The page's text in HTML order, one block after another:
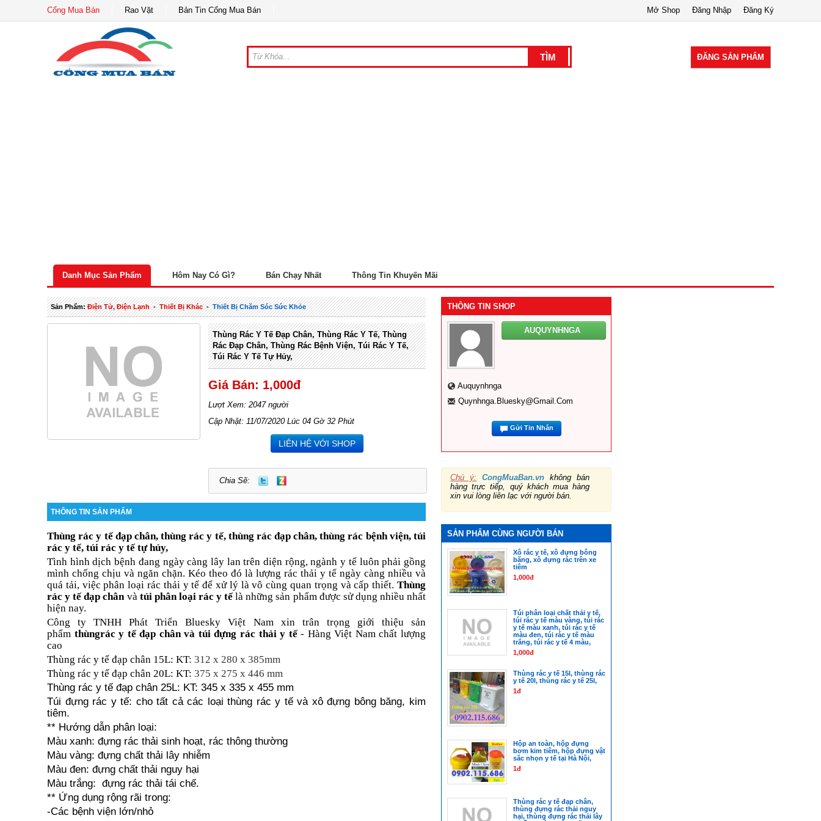
Cổng Mua Bán Rao Vặt Bản Tin Cổng Mua Bán Đăng Ký
Đăng Nhập
Mở Shop
ĐĂNG SẢN PHẨM
Danh Mục Sản Phẩm Hôm Nay Có Gì? Bán Chạy Nhất Thông Tin Khuyến Mãi
Sản Phẩm:Điện Tử, Điện Lạnh-Thiết Bị Khác-Thiết Bị Chăm Sóc Sức Khỏe
Thùng Rác Y Tế Đạp Chân, Thùng Rác Y Tế, Thùng
Rác Đạp Chân, Thùng Rác Bệnh Viện, Túi Rác Y Tế,
Túi Rác Y Tế Tự Hủy,
Giá Bán: 1,000đ
Lượt Xem: 2047 người
Cập Nhật: 11/07/2020 Lúc 04 Gờ 32 Phút
LIÊN HỆ VỚI SHOP
Chia Sẽ:
THÔNG TIN SẢN PHẨM
Thùng rác y tế đạp chân, thùng rác y tế, thùng rác đạp chân, thùng rác bệnh viện, túi
rác y tế, túi rác y tế tự hủy,
Tình hình dịch bệnh đang ngày càng lây lan trên diện rộng, ngành y tế luôn phải gồng
mình chống chịu và ngăn chặn. Kéo theo đó là lượng rác thải y tế ngày càng nhiều và
quá tải, việc phân loại rác thải y tế để xử lý là vô cùng quan trọng và cấp thiết. Thùng
rác y tế đạp chân và túi phân loại rác y tếlà những sản phẩm được sử dụng nhiều nhất
hiện nay.
Công ty TNHH Phát Triển Bluesky Việt Nam xin trân trọng giới thiệu sản
phẩm thùngrác y tế đạp chân và túi đựng rác thải y tế- Hàng Việt Nam chất lượng
cao
Thùng rác y tế đạp chân 15L: KT: 312 x 280 x 385mm
Thùng rác y tế đạp chân 20L: KT: 375 x 275 x 446 mm
Thùng rác y tế đạp chân 25L: KT: 345 x 335 x 455 mm
Túi đựng rác y tế: cho tất cả các loại thùng rác y tế và xô đựng bông băng, kim
tiêm.
** Hướng dẫn phân loại:
Màu xanh: đựng rác thải sinh hoạt, rác thông thường
Màu vàng: đựng chất thải lây nhiễm
Màu đen: đựng chất thải nguy hại
Màu trắng: đựng rác thải tái chế.
** Ứng dụng rộng rãi trong:
-Các bệnh viện lớn/nhỏ
THÔNG TIN SHOP
AUQUYNHNGA
Auquynhnga
Quynhnga.bluesky@gmail.com
Gửi Tin Nhắn
Chú ý: CongMuaBan.vn không bán
hàng trực tiếp, quý khách mua hàng
xin vui lòng liên lạc với người bán.
SẢN PHẨM CÙNG NGƯỜI BÁN
Xô rác y tế, xô đựng bông
băng, xô đựng rác trên xe
tiêm
1,000đ
Túi phân loại chất thải y tế,
túi rác y tế màu vàng, túi rác
y tế màu xanh, túi rác y tế
màu đen, túi rác y tế màu
trắng, túi rác y tế 4 màu,
1,000đ
Thùng rác y tế 15l, thùng rác
y tế 20l, thùng rác y tế 25l,
1đ
Hộp an toàn, hộp đựng
bơm kim tiêm, hộp đựng vật
sắc nhọn y tế tại Hà Nội,
1đ
Thùng rác y tế đạp chân,
thùng đựng rác thải nguy
hại, thùng đựng rác thải lây